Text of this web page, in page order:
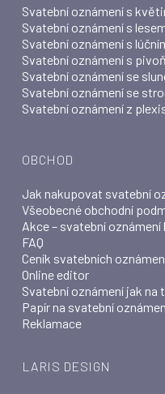
Svatební oznámení s
Svatební oznámení s
Svatební oznámení s
Svatební oznámení s
Svatební oznámení se
Svatební oznámení se
Svatební oznámení z
OBCHOD
Jak nakupovat svatební
Všeobecné obchodní
Akce – svatební oznámení
FAQ
Ceník svatebních
Online editor
Svatební oznámení jak na
Papír na svatební
Reklamace
LARIS DESIGN